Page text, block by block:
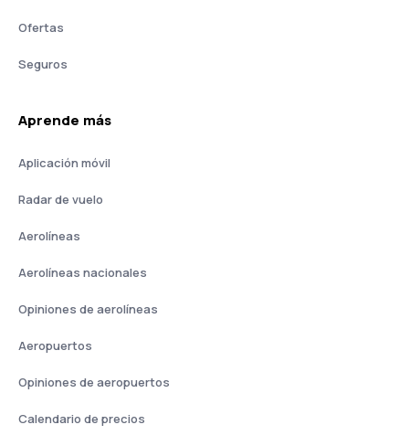
Ofertas
Seguros
Aprende más
Aplicación móvil
Radar de vuelo
Aerolíneas
Aerolíneas nacionales
Opiniones de aerolíneas
Aeropuertos
Opiniones de aeropuertos
Calendario de precios